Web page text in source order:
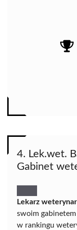
4. Lek.wet.
Gabinet
Lekarz
swoim gabinetem
w rankingu